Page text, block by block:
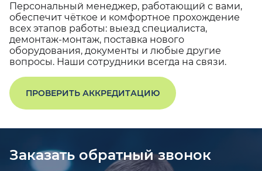
Персональный менеджер, работающий с вами,
обеспечит чёткое и комфортное прохождение
всех этапов работы: выезд специалиста,
демонтаж-монтаж, поставка нового
оборудования, документы и любые другие
вопросы. Наши сотрудники всегда на связи.
ПРОВЕРИТЬ АККРЕДИТАЦИЮ
Заказать обратный звонок